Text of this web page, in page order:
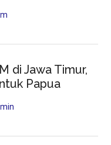
di Jawa Timur,
Papua